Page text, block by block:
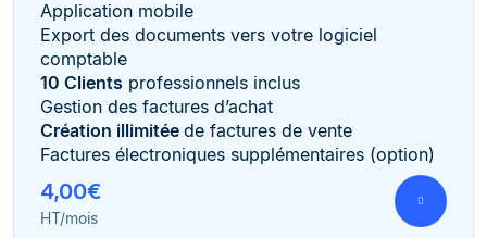
Application mobile
Export des documents vers votre logiciel
comptable
10 Clients professionnels inclus
Gestion des factures d’achat
Création illimitée de factures de vente
Factures électroniques supplémentaires (option)
4,00€
HT/mois